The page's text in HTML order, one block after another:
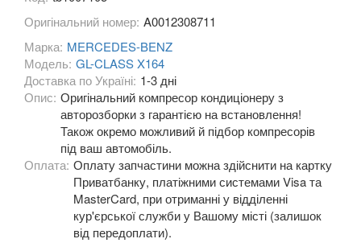
S-CLASS W222
S-CLASS W223
S-CLASS C217/A217
EQS (V297)
SL-CLASS R230
SL-CLASS R231
SLK-CLASS R170
SLK-CLASS R171
Оригінальний номер: A0012308711
Марка: MERCEDES-BENZ
Модель: GL-CLASS X164
Доставка по Україні: 1-3 дні
Опис: Оригінальний компресор кондиціонеру з
авторозборки з гарантією на встановлення!
Також окремо можливий й підбор компресорів
під ваш автомобіль.
Оплата: Оплату запчастини можна здійснити на картку
Приватбанку, платіжними системами Visa та
MasterCard, при отриманні у відділенні
кур'єрської служби у Вашому місті (залишок
від передоплати).